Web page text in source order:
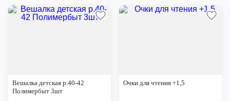
Котлас
Череповец
Вешалка детская р.40-42
Полимербыт 3шт
Очки для чтения +1,5